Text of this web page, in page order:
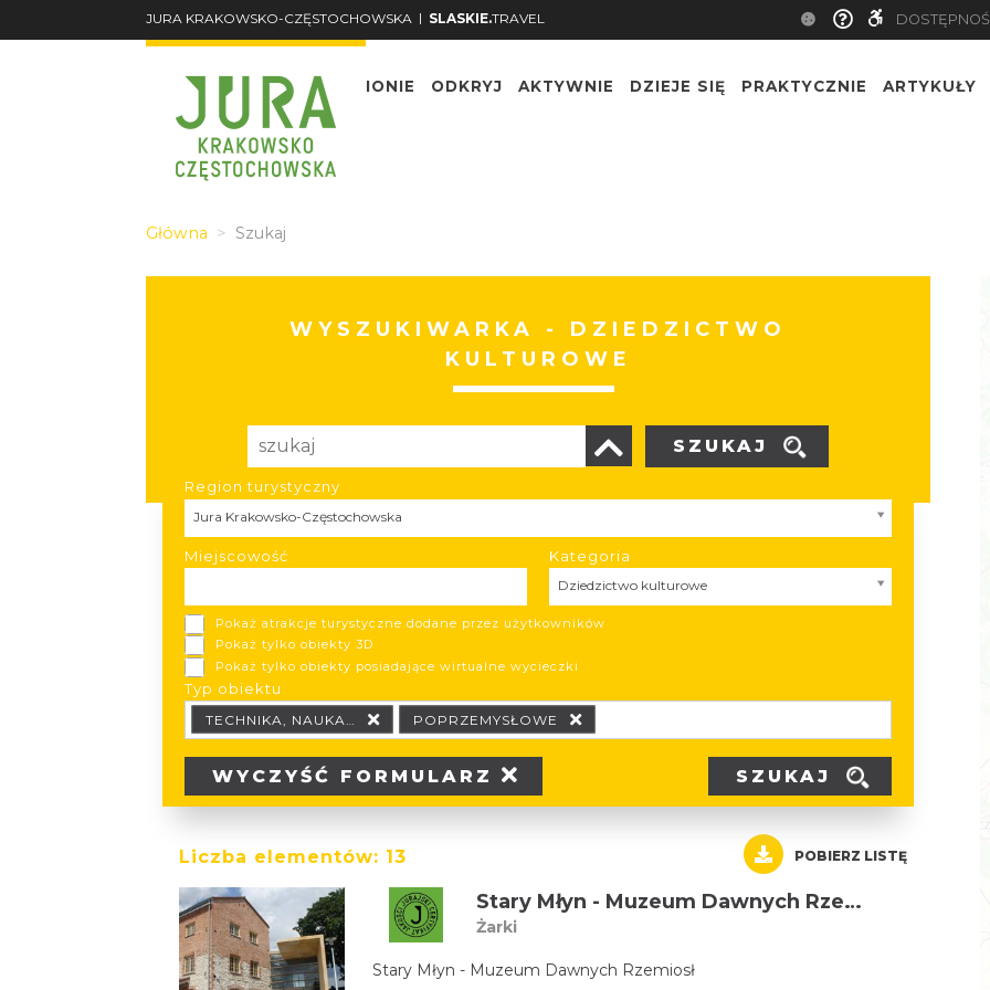
JURA KRAKOWSKO-CZĘSTOCHOWSKA | SLASKIE.TRAVEL
O REGIONIE ODKRYJ AKTYWNIE DZIEJE SIĘ PRAKTYCZNIE ARTYKUŁY
Główna Szukaj
WYSZUKIWARKA - DZIEDZICTWO
KULTUROWE
Region turystyczny
Jura Krakowsko-Częstochowska
Region turystyczny
Miejscowość Kategoria
Dziedzictwo kulturowe
Kategoria
Pokaż atrakcje turystyczne dodane przez użytkowników
Pokaż tylko obiekty 3D
Pokaż tylko obiekty posiadające wirtualne wycieczki
Typ obiektu
TECHNIKA, NAUKA… POPRZEMYSŁOWE
Typ obiektu Typ wypożyczalni
WYCZYŚĆ FORMULARZ SZUKAJ
SZUKAJ
Liczba elementów: 13 POBIERZ LISTĘ
Stary Młyn - Muzeum Dawnych Rzemiosł
Żarki
Stary Młyn - Muzeum Dawnych Rzemiosł